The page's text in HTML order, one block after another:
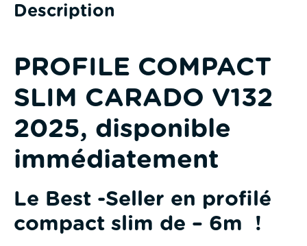
Description
PROFILE COMPACT
SLIM CARADO V132
2025, disponible
immédiatement
Le Best -Seller en profilé
compact slim de – 6m !